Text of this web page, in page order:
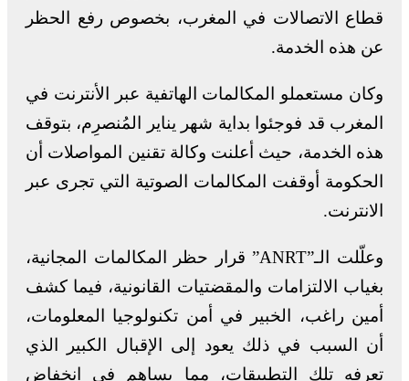
قطاع الاتصالات في المغرب، بخصوص رفع الحظر
عن هذه الخدمة.
وكان مستعملو المكالمات الهاتفية عبر الأنترنت في
المغرب قد فوجئوا بداية شهر يناير المُنصرِم، بتوقف
هذه الخدمة، حيث أعلنت وكالة تقنين المواصلات أن
الحكومة أوقفت المكالمات الصوتية التي تجرى عبر
الانترنت.
وعلّلت الـ”ANRT” قرار حظر المكالمات المجانية،
بغياب الالتزامات والمقضتيات القانونية، فيما كشف
أمين راغب، الخبير في أمن تكنولوجيا المعلومات،
أن السبب في ذلك يعود إلى الإقبال الكبير الذي
تعرفه تلك التطبيقات، مما يساهم في انخفاض